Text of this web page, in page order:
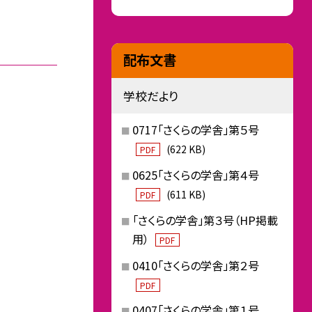
配布文書
学校だより
0717「さくらの学舎」第５号
PDF (622 KB)
0625「さくらの学舎」第４号
PDF (611 KB)
「さくらの学舎」第３号（HP掲載
用）
PDF
0410「さくらの学舎」第２号
PDF